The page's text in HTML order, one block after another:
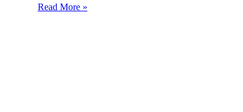
Read More »